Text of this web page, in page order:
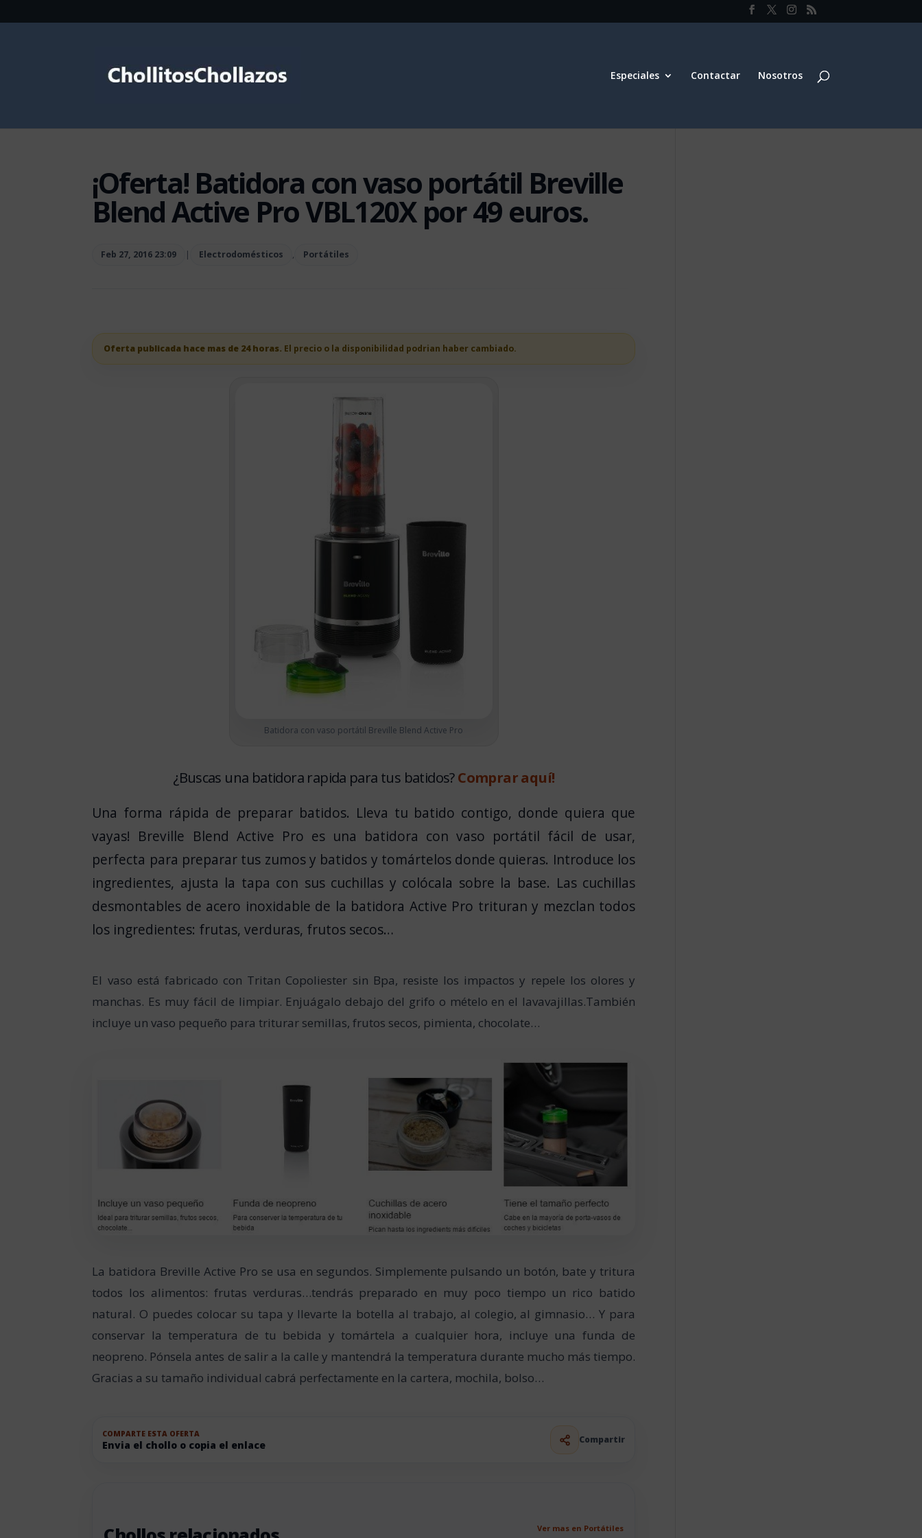
Especiales Contactar Nosotros
¡Oferta! Batidora con vaso portátil Breville
Blend Active Pro VBL120X por 49 euros.
Feb 27, 2016 23:09 | Electrodomésticos , Portátiles
Oferta publicada hace mas de 24 horas. El precio o la disponibilidad podrian haber cambiado.
Batidora con vaso portátil Breville Blend Active Pro
¿Buscas una batidora rapida para tus batidos?Comprar aquí!
Una forma rápida de preparar batidos. Lleva tu batido contigo, donde quiera que
vayas! Breville Blend Active Pro es una batidora con vaso portátil fácil de usar,
perfecta para preparar tus zumos y batidos y tomártelos donde quieras. Introduce los
ingredientes, ajusta la tapa con sus cuchillas y colócala sobre la base. Las cuchillas
desmontables de acero inoxidable de la batidora Active Pro trituran y mezclan todos
los ingredientes: frutas, verduras, frutos secos…
El vaso está fabricado con Tritan Copoliester sin Bpa, resiste los impactos y repele los olores y
manchas. Es muy fácil de limpiar. Enjuágalo debajo del grifo o mételo en el lavavajillas.También
incluye un vaso pequeño para triturar semillas, frutos secos, pimienta, chocolate…
La batidora Breville Active Pro se usa en segundos. Simplemente pulsando un botón, bate y tritura
todos los alimentos: frutas verduras…tendrás preparado en muy poco tiempo un rico batido
natural. O puedes colocar su tapa y llevarte la botella al trabajo, al colegio, al gimnasio… Y para
conservar la temperatura de tu bebida y tomártela a cualquier hora, incluye una funda de
neopreno. Pónsela antes de salir a la calle y mantendrá la temperatura durante mucho más tiempo.
Gracias a su tamaño individual cabrá perfectamente en la cartera, mochila, bolso…
COMPARTE ESTA OFERTA
Envia el chollo o copia el enlace Compartir
Ver mas en Portátiles